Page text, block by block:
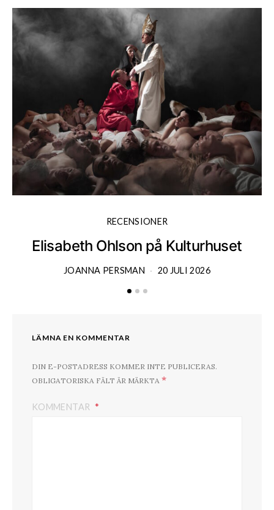
RECENSIONER
Elisabeth Ohlson på Kulturhuset
JOANNA PERSMAN 20 JULI 2026
LÄMNA EN KOMMENTAR
DIN E-POSTADRESS KOMMER INTE PUBLICERAS.
OBLIGATORISKA FÄLT ÄR MÄRKTA *
KOMMENTAR